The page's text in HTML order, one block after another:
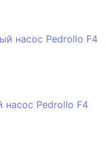
насос Pedrollo F4